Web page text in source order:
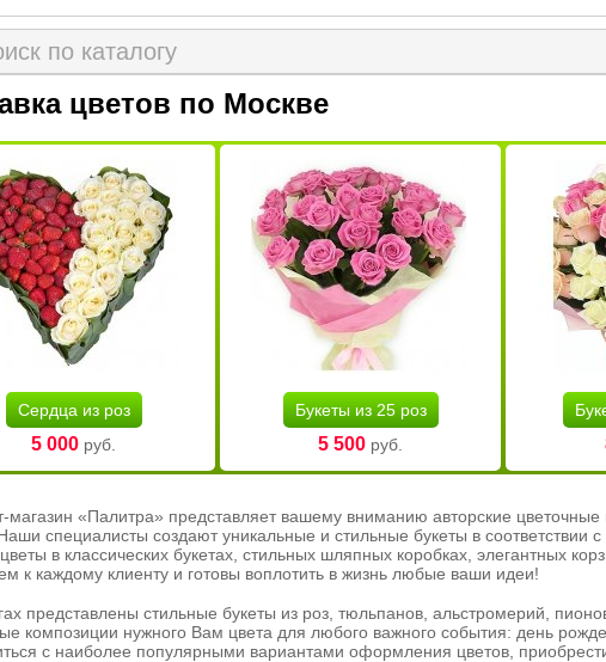
цветов по Москве
Сердца из роз
5 000 руб.
Букеты из 25 роз
5 500 руб.
магазин «Палитра» представляет вашему вниманию авторские
специалисты создают уникальные и стильные букеты в
цветы в классических букетах, стильных шляпных коробках, элегантных
к каждому клиенту и готовы воплотить в жизнь любые ваши идеи!
представлены стильные букеты из роз, тюльпанов, альстромерий,
композиции нужного Вам цвета для любого важного события: день
с наиболее популярными вариантами оформления цветов,